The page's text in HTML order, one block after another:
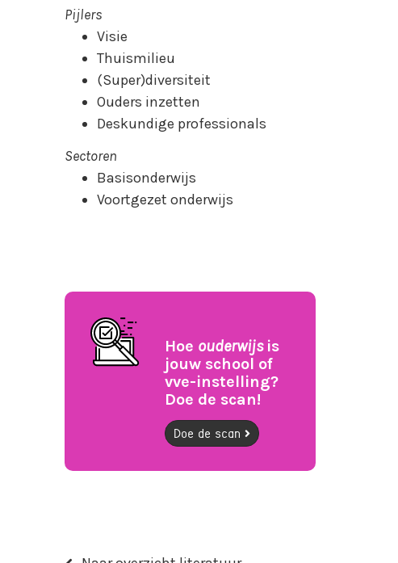
Pijlers
Visie
Thuismilieu
(Super)diversiteit
Ouders inzetten
Deskundige professionals
Sectoren
Basisonderwijs
Voortgezet onderwijs
Hoe ouderwijs is
jouw school of
vve-instelling?
Doe de scan!
Doe de scan